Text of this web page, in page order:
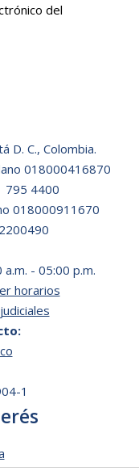
del
D. C., Colombia.
018000416870
795 4400
018000911670
- 05:00 p.m.
horarios
1